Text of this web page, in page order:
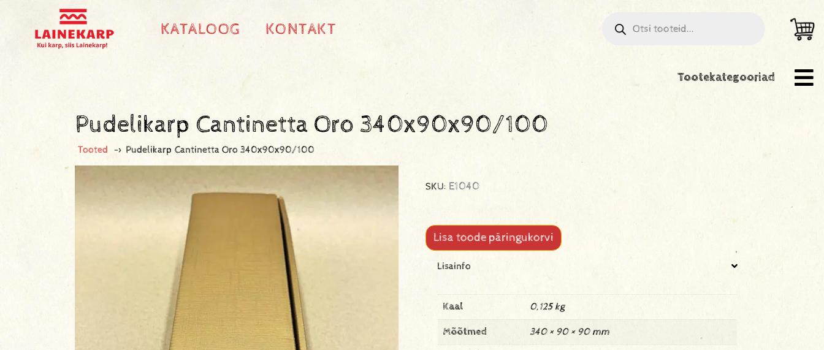
KATALOOG KONTAKT
Tootekategooriad
Pudelikarp Cantinetta Oro 340x90x90/100
Tooted -> Pudelikarp Cantinetta Oro 340x90x90/100
SKU: E1040
Lisa toode päringukorvi
Lisainfo
Kaal 0,125 kg
Mõõtmed 340 × 90 × 90 mm